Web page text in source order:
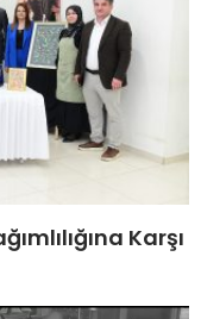
Karşı